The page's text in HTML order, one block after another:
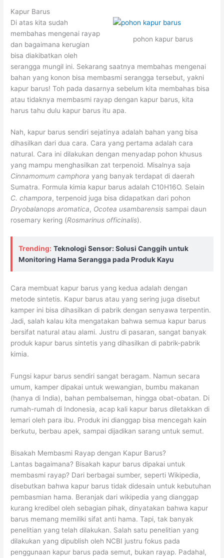
Kapur Barus
pohon kapur barus
Di atas kita sudah
membahas mengenai rayap
dan bagaimana kerugian
bisa diakibatkan oleh
serangga mungil ini. Sekarang saatnya membahas mengenai
bahan yang konon bisa membasmi serangga tersebut, yakni
kapur barus! Toh pada dasarnya sebelum kita membahas bisa
atau tidaknya membasmi rayap dengan kapur barus, kita
harus tahu dulu kapur barus itu apa.
Nah, kapur barus sendiri sejatinya adalah bahan yang bisa
dihasilkan dari dua cara. Cara yang pertama adalah cara
natural. Cara ini dilakukan dengan menyadap pohon khusus
yang mampu menghasilkan zat terpenoid. Misalnya saja
Cinnamomum camphora yang banyak terdapat di daerah
Sumatra. Formula kimia kapur barus adalah C10H16O. Selain
C. champora, terpenoid juga bisa didapatkan dari pohon
Dryobalanops aromatica, Ocotea usambarensis sampai daun
rosemary kering (Rosmarinus officinalis).
Trending: Teknologi Sensor: Solusi Canggih untuk
Monitoring Hama Serangga pada Produk Kayu
Cara membuat kapur barus yang kedua adalah dengan
metode sintetis. Kapur barus atau yang sering juga disebut
kamper ini bisa dihasilkan di pabrik dengan senyawa terpentin.
Jadi, salah kalau kita mengatakan bahwa semua kapur barus
bersifat natural atau alami. Justru di pasaran, sangat banyak
produk kapur barus sintetis yang dihasilkan di pabrik-pabrik
kimia.
Fungsi kapur barus sendiri sangat beragam. Namun secara
umum, kamper dipakai untuk wewangian, bumbu makanan
(hanya di India), bahan pembalseman, hingga obat-obatan. Di
rumah-rumah di Indonesia, acap kali kapur barus diletakkan di
lemari oleh para ibu. Produk ini dianggap bisa mencegah kain
berkutu, berbau apek, sampai dijadikan sarang untuk semut.
Bisakah Membasmi Rayap dengan Kapur Barus?
Lantas bagaimana? Bisakah kapur barus dipakai untuk
membasmi rayap? Dari berbagai sumber, seperti Wikipedia,
disebutkan bahwa kapur barus tidak didesain untuk kebutuhan
pembasmian hama. Beranjak dari wikipedia yang dianggap
kurang kredibel oleh sebagian pihak, dinyatakan bahwa kapur
barus memang memiliki sifat anti hama. Tapi, tak banyak
penelitian yang telah dilakukan. Salah satu penelitian yang
dilakukan yang dipublish oleh NCBI justru fokus pada
penggunaan kapur barus pada semut, bukan rayap. Padahal,